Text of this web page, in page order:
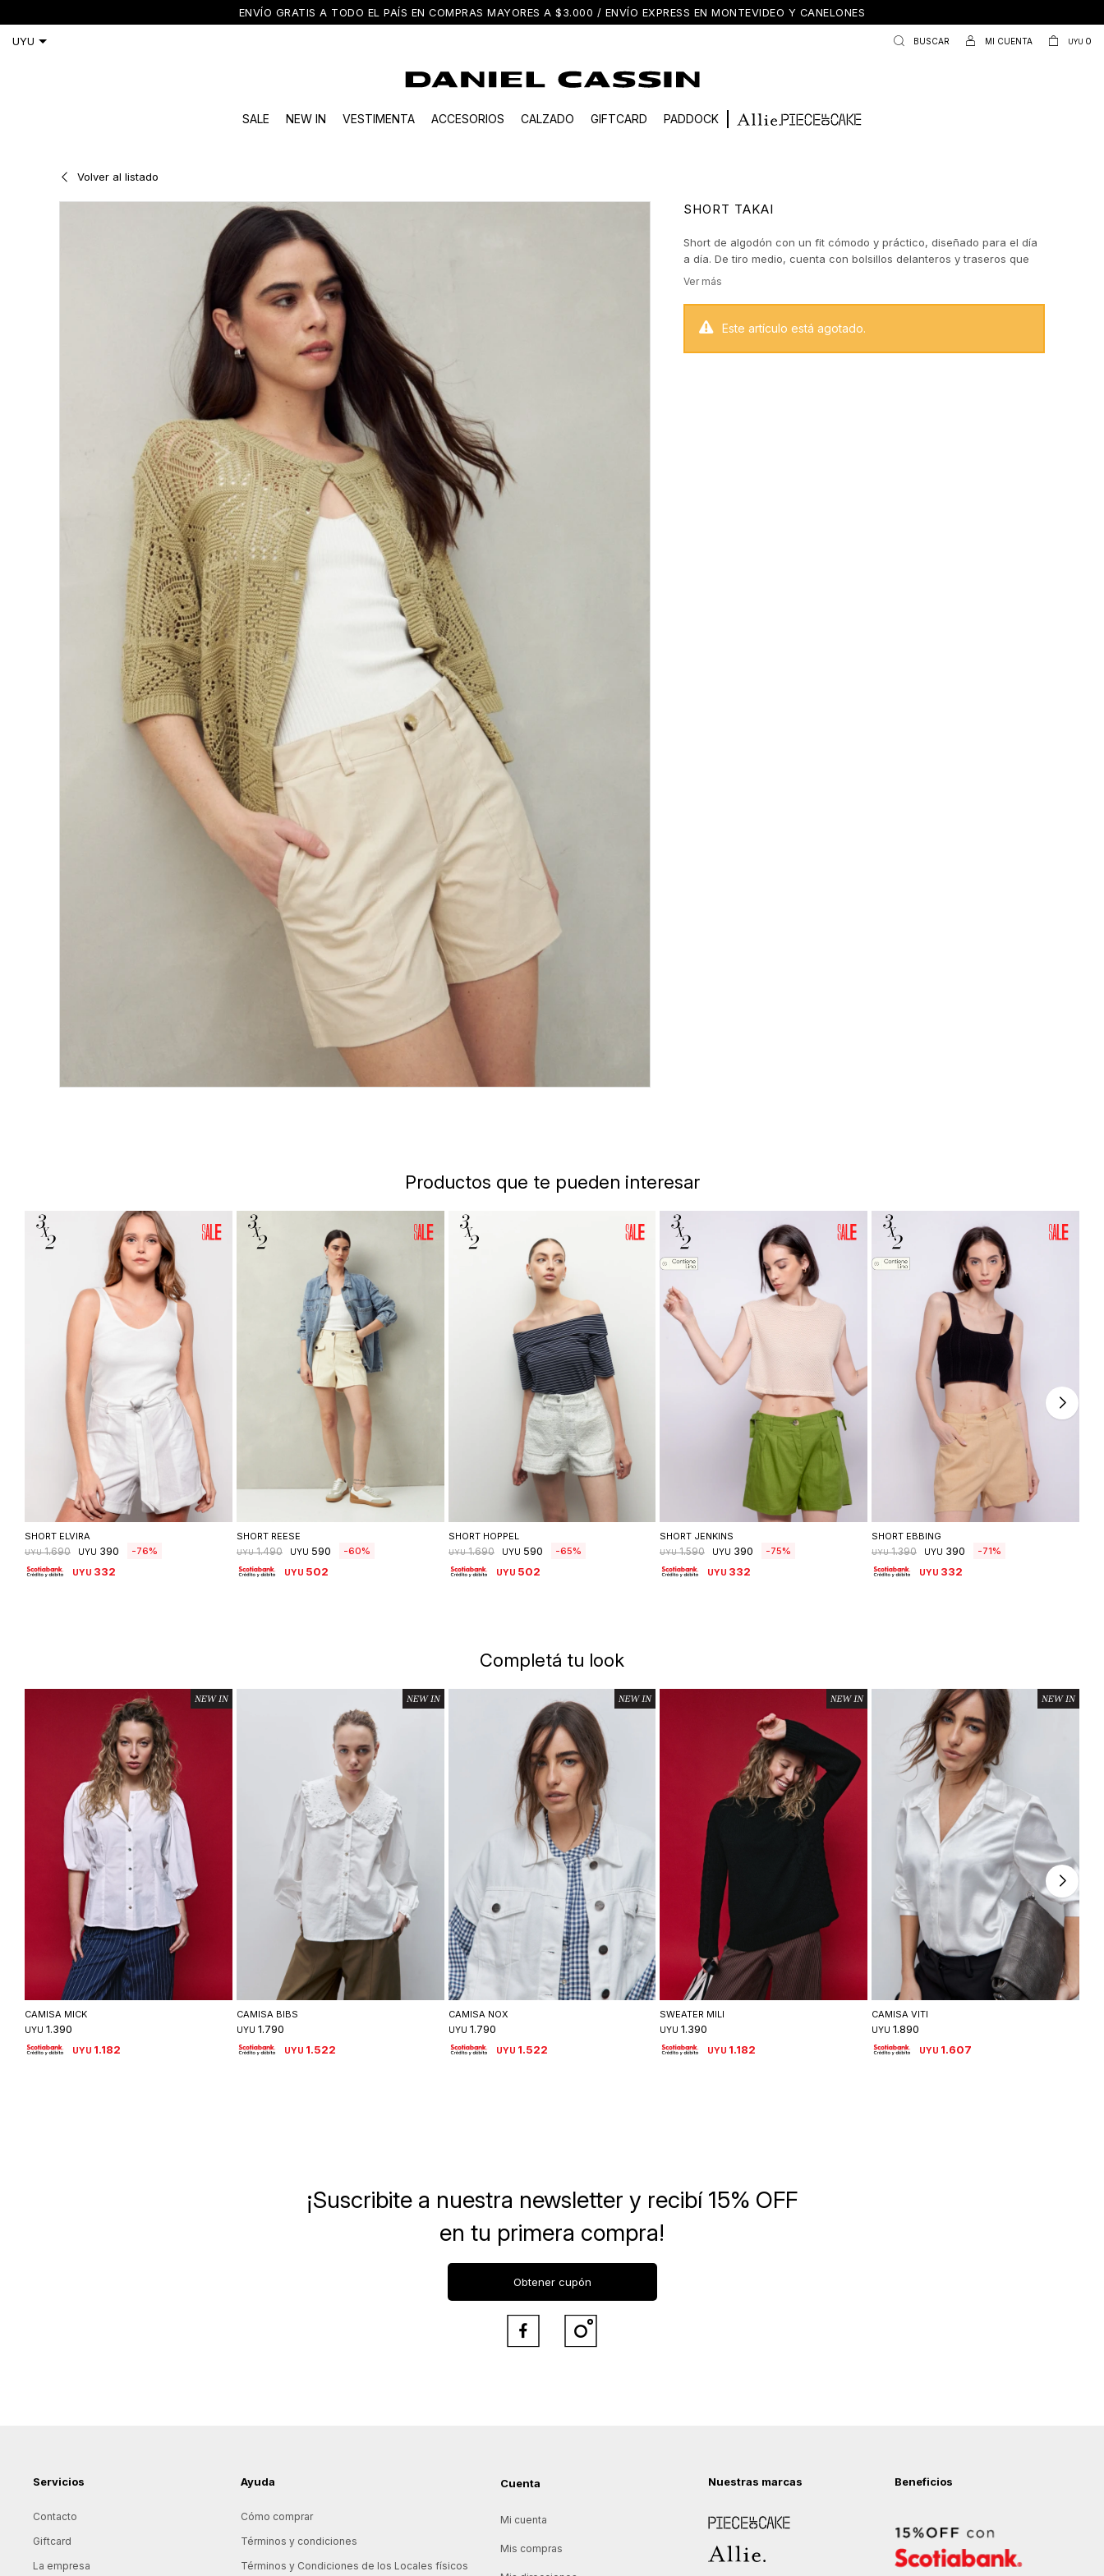
ENVÍO GRATIS A TODO EL PAÍS EN COMPRAS MAYORES A $3.000 / ENVÍO EXPRESS EN MONTEVIDEO Y CANELONES
SALE NEW IN VESTIMENTA ACCESORIOS CALZADO GIFTCARD PADDOCK
UYU 0
Volver al listado
SHORT TAKAI
Short de algodón con un fit cómodo y práctico, diseñado para el día
a día. De tiro medio, cuenta con bolsillos delanteros y traseros que
refuerzan su estilo utilitario sin perder simpleza. Una prenda versátil y
Este artículo está agotado.
Productos que te pueden interesar
Seleccionar talle
SHORT ELVIRA
UYU 1.690 UYU 390 76
UYU 332
Seleccionar talle
SHORT REESE
UYU 1.490 UYU 590 60
UYU 502
Seleccionar talle
SHORT HOPPEL
UYU 1.690 UYU 590 65
UYU 502
Seleccionar talle
SHORT JENKINS
UYU 1.590 UYU 390 75
UYU 332
Seleccionar talle
SHORT EBBING
UYU 1.390 UYU 390 71
UYU 332
Completá tu look
Seleccionar talle
CAMISA MICK
UYU 1.390
UYU 1.182
Seleccionar talle
CAMISA BIBS
UYU 1.790
UYU 1.522
Seleccionar talle
CAMISA NOX
UYU 1.790
UYU 1.522
Seleccionar talle
SWEATER MILI
UYU 1.390
UYU 1.182
Seleccionar talle
CAMISA VITI
UYU 1.890
UYU 1.607
Servicios
Contacto
Giftcard
La empresa
Ayuda
Cómo comprar
Términos y condiciones
Términos y Condiciones de los Locales físicos
Cuenta
Mi cuenta
Mis compras
Nuestras marcas
Piece of Cake
Allie
Beneficios
¡Suscribite a nuestra newsletter y recibí 15% OFF
en tu primera compra!
Obtener cupón
 